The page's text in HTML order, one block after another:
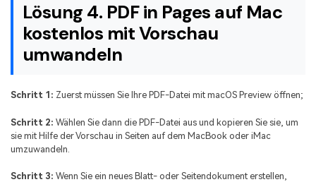
Lösung 4. PDF in Pages auf Mac
kostenlos mit Vorschau
umwandeln
Schritt 1: Zuerst müssen Sie Ihre PDF-Datei mit macOS Preview öffnen;
Schritt 2: Wählen Sie dann die PDF-Datei aus und kopieren Sie sie, um
sie mit Hilfe der Vorschau in Seiten auf dem MacBook oder iMac
umzuwandeln.
Schritt 3: Wenn Sie ein neues Blatt- oder Seitendokument erstellen,